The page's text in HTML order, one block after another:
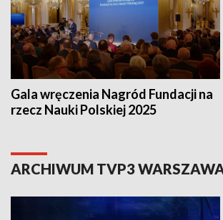
Gala wręczenia Nagród Fundacji na
rzecz Nauki Polskiej 2025
ARCHIWUM TVP3